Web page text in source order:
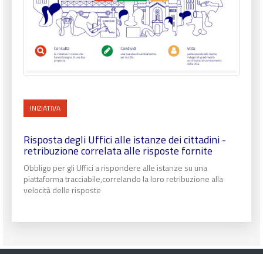
INIZIATIVA
Risposta degli Uffici alle istanze dei cittadini -
retribuzione correlata alle risposte fornite
Obbligo per gli Uffici a rispondere alle istanze su una
piattaforma tracciabile,correlando la loro retribuzione alla
velocità delle risposte